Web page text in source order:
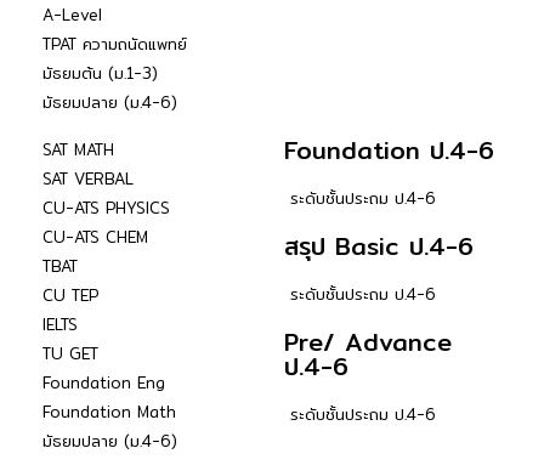
A-Level
TPAT ความถนัดแพทย์
มัธยมต้น (ม.1-3)
มัธยมปลาย (ม.4-6)
SAT MATH
SAT VERBAL
CU-ATS PHYSICS
CU-ATS CHEM
TBAT
CU TEP
IELTS
TU GET
Foundation Eng
Foundation Math
มัธยมปลาย (ม.4-6)
Foundation ป.4-6
ระดับชั้นประถม ป.4-6
สรุป Basic ป.4-6
ระดับชั้นประถม ป.4-6
Pre/ Advance
ป.4-6
ระดับชั้นประถม ป.4-6